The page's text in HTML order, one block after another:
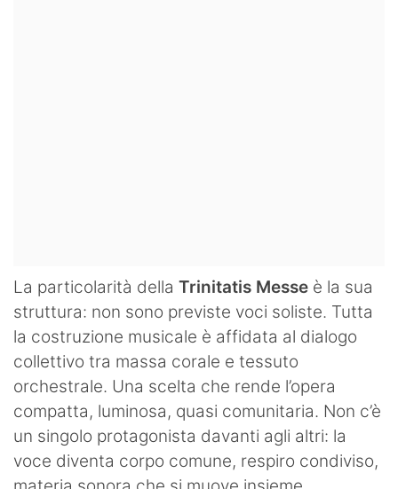
La particolarità della Trinitatis Messe è la sua
struttura: non sono previste voci soliste. Tutta
la costruzione musicale è affidata al dialogo
collettivo tra massa corale e tessuto
orchestrale. Una scelta che rende l’opera
compatta, luminosa, quasi comunitaria. Non c’è
un singolo protagonista davanti agli altri: la
voce diventa corpo comune, respiro condiviso,